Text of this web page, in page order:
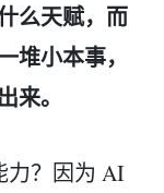
么天赋，而
小本事，
来。
力？因为 AI